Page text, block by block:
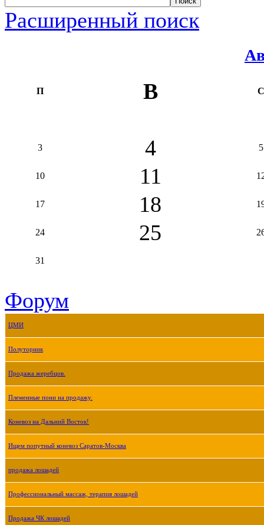
Расширенный поиск
П В С
3 4 5
10 11
17 18
24 25
31
Форум
ЦМИ
Полуторник
Продажа жеребцов.
Племенные пони на продажу.
Коневоз на Дальний Восток!
Ищем попутный коневоз Саратов-Москва
продажа лошадей
Профессиональный массаж, терапия лошадей
Продажа ЧК лошадей